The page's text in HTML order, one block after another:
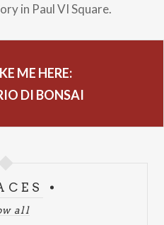
in Paul VI Square.
ME HERE:
DI BONSAI
all